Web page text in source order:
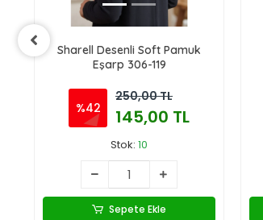
Sharell Desenli Soft Pamuk
Eşarp 306-119
%42
250,00 TL
145,00 TL
Stok: 10
Sepete Ekle